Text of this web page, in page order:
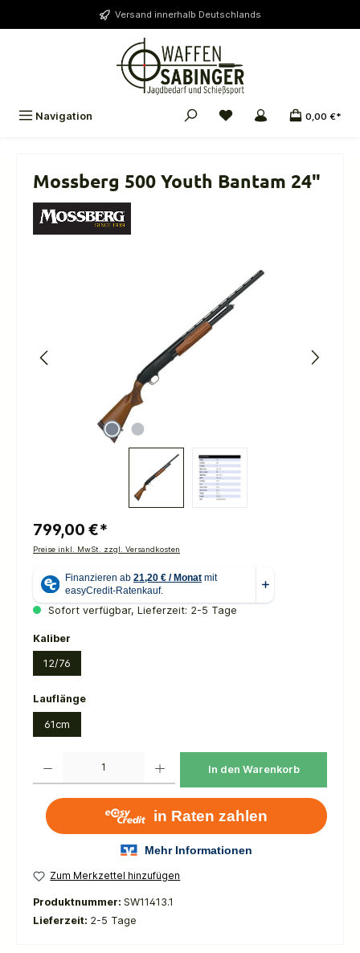
Versand innerhalb Deutschlands
Navigation 0,00 €*
Mossberg 500 Youth Bantam 24"
799,00 €*
Preise inkl. MwSt. zzgl. Versandkosten
Sofort verfügbar, Lieferzeit: 2-5 Tage
Kaliber
12/76
Lauflängeauswählen
61cm
In den Warenkorb
Zum Merkzettel hinzufügen
Produktnummer: SW11413.1
Lieferzeit: 2-5 Tage